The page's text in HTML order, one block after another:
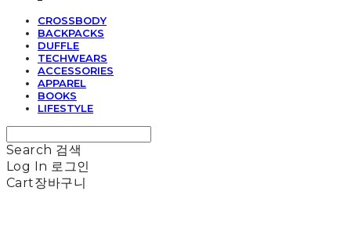
CROSSBODY
BACKPACKS
DUFFLE
TECHWEARS
ACCESSORIES
APPAREL
BOOKS
LIFESTYLE
Search 검색
Log In 로그인
Cart장바구니